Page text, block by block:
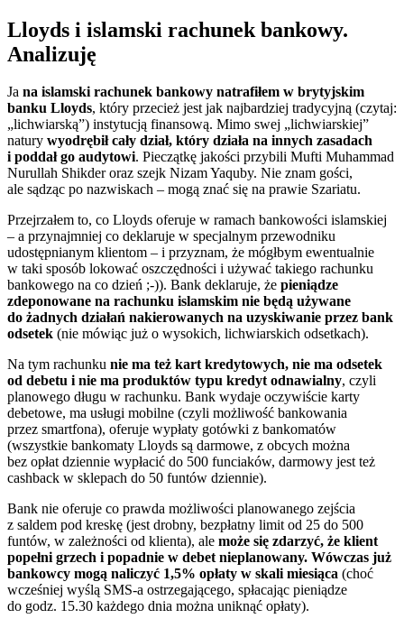
Lloyds i islamski rachunek bankowy.
Analizuję
Ja na islamski rachunek bankowy natrafiłem w brytyjskim
banku Lloyds, który przecież jest jak najbardziej tradycyjną (czytaj:
„lichwiarską”) instytucją finansową. Mimo swej „lichwiarskiej”
natury wyodrębił cały dział, który działa na innych zasadach
i poddał go audytowi. Pieczątkę jakości przybili Mufti Muhammad
Nurullah Shikder oraz szejk Nizam Yaquby. Nie znam gości,
ale sądząc po nazwiskach – mogą znać się na prawie Szariatu.
Przejrzałem to, co Lloyds oferuje w ramach bankowości islamskiej
– a przynajmniej co deklaruje w specjalnym przewodniku
udostępnianym klientom – i przyznam, że mógłbym ewentualnie
w taki sposób lokować oszczędności i używać takiego rachunku
bankowego na co dzień ;-)). Bank deklaruje, że pieniądze
zdeponowane na rachunku islamskim nie będą używane
do żadnych działań nakierowanych na uzyskiwanie przez bank
odsetek (nie mówiąc już o wysokich, lichwiarskich odsetkach).
Na tym rachunku nie ma też kart kredytowych, nie ma odsetek
od debetu i nie ma produktów typu kredyt odnawialny, czyli
planowego długu w rachunku. Bank wydaje oczywiście karty
debetowe, ma usługi mobilne (czyli możliwość bankowania
przez smartfona), oferuje wypłaty gotówki z bankomatów
(wszystkie bankomaty Lloyds są darmowe, z obcych można
bez opłat dziennie wypłacić do 500 funciaków, darmowy jest też
cashback w sklepach do 50 funtów dziennie).
Bank nie oferuje co prawda możliwości planowanego zejścia
z saldem pod kreskę (jest drobny, bezpłatny limit od 25 do 500
funtów, w zależności od klienta), ale może się zdarzyć, że klient
popełni grzech i popadnie w debet nieplanowany. Wówczas już
bankowcy mogą naliczyć 1,5% opłaty w skali miesiąca (choć
wcześniej wyślą SMS-a ostrzegającego, spłacając pieniądze
do godz. 15.30 każdego dnia można uniknąć opłaty).